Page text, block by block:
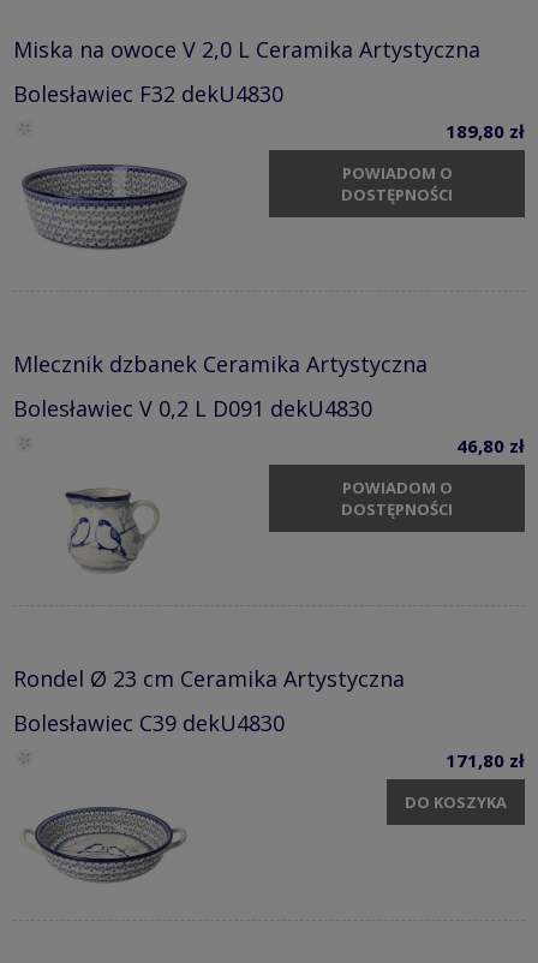
Miska na owoce V 2,0 L Ceramika Artystyczna
Bolesławiec F32 dekU4830
189,80 zł
POWIADOM O
DOSTĘPNOŚCI
Mlecznik dzbanek Ceramika Artystyczna
Bolesławiec V 0,2 L D091 dekU4830
46,80 zł
POWIADOM O
DOSTĘPNOŚCI
Rondel Ø 23 cm Ceramika Artystyczna
Bolesławiec C39 dekU4830
171,80 zł
DO KOSZYKA